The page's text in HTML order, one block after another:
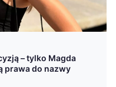
– tylko Magda
prawa do nazwy